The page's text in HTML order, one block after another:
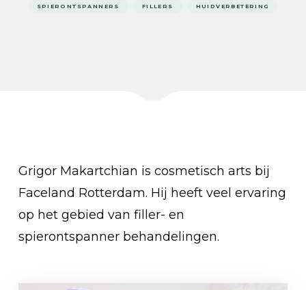
SPIERONTSPANNERS FILLERS HUIDVERBETERING
Grigor Makartchian is cosmetisch arts bij
Faceland Rotterdam. Hij heeft veel ervaring
op het gebied van filler- en
spierontspanner behandelingen.